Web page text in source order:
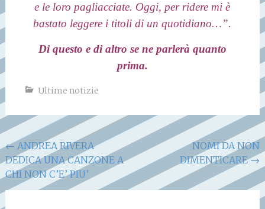
e le loro pagliacciate. Oggi, per ridere mi è
bastato leggere i titoli di un quotidiano…”.
Di questo e di altro se ne parlerà quanto
prima.
Ultime notizie
Navigazione
articoli
←ANDREA RIVERA
DEDICA UNA CANZONE A
CHI NON C’E’ PIU’
NOMI DA NON
DIMENTICARE→